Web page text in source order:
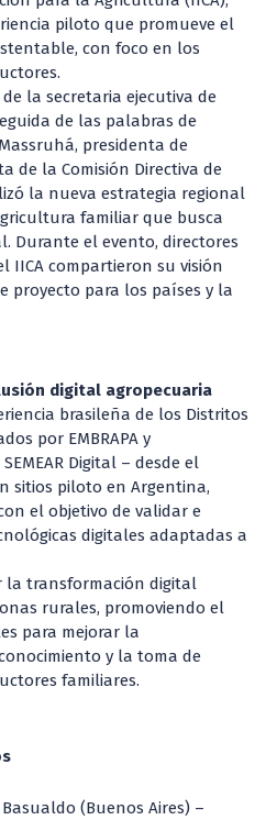
piloto que promueve el
con foco en los
la secretaria ejecutiva de
de las palabras de
presidenta de
de la Comisión Directiva de
la nueva estrategia regional
familiar que busca
Durante el evento, directores
IICA compartieron su visión
proyecto para los países y la
digital agropecuaria
brasileña de los Distritos
por EMBRAPA y
Digital – desde el
sitios piloto en Argentina,
el objetivo de validar e
digitales adaptadas a
la transformación digital
rurales, promoviendo el
para mejorar la
y la toma de
familiares.
(Buenos Aires) –